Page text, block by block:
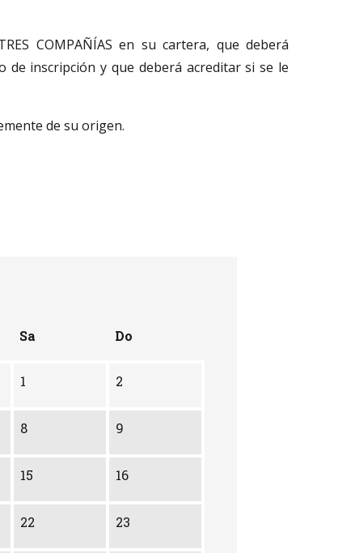
COMPAÑÍAS en su cartera, que deberá
inscripción y que deberá acreditar si se le
de su origen.
Sa Do
1 2
8 9
15 16
22 23